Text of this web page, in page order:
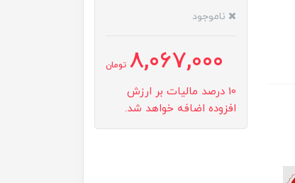
ناموجود
8,067,000 تومان
10 درصد مالیات بر ارزش
افزوده اضافه خواهد شد.